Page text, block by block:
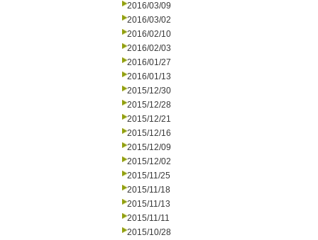
2016/03/09
2016/03/02
2016/02/10
2016/02/03
2016/01/27
2016/01/13
2015/12/30
2015/12/28
2015/12/21
2015/12/16
2015/12/09
2015/12/02
2015/11/25
2015/11/18
2015/11/13
2015/11/11
2015/10/28